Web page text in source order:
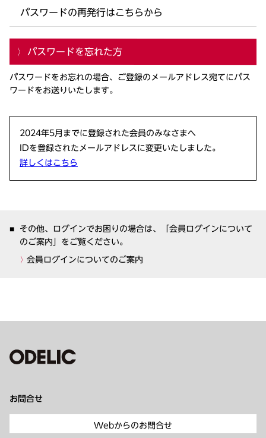
パスワードの再発行はこちらから
パスワードを忘れた方
パスワードをお忘れの場合、ご登録のメールアドレス宛てにパス
ワードをお送りいたします。
2024年5月までに登録された会員のみなさまへ
IDを登録されたメールアドレスに変更いたしました。
詳しくはこちら
その他、ログインでお困りの場合は、「会員ログインについて
のご案内」をご覧ください。
会員ログインについてのご案内
お問合せ
Webからのお問合せ